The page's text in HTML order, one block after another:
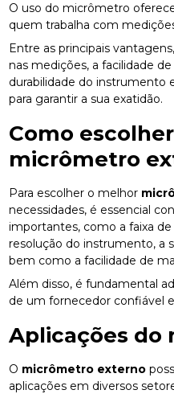
O uso do micrômetro
quem trabalha com
Entre as principais
nas medições, a facilidade
durabilidade do instrumento
para garantir a sua exatidão.
Como
micrômetro
Para escolher o melhor
necessidades, é essencial
importantes, como a faixa
resolução do instrumento, a
bem como a facilidade de
Além disso, é fundamental
de um fornecedor confiável
Aplicações do
O micrômetro externo
aplicações em diversos